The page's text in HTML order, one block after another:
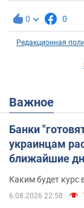
0 0
Редакционная
Важное
Банки
украинцам
ближайшие
Каким будет
6.08.2026 22:58